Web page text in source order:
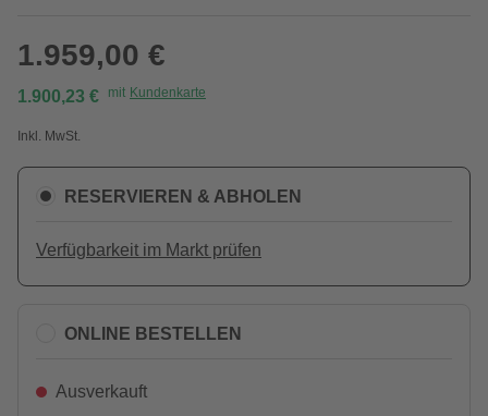
1.959,00 €
1.900,23 € mit Kundenkarte
Inkl. MwSt.
RESERVIEREN & ABHOLEN
Verfügbarkeit im Markt prüfen
ONLINE BESTELLEN
Ausverkauft